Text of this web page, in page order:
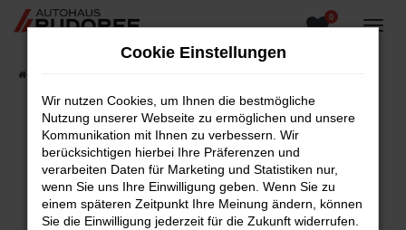
Zum
0
Fehler: Network Error
Beim Laden ist ein Fehler aufgetreten.
Hier sind ein paar Tipps, die dir helfen können:
Cookie Einstellungen
Wir nutzen Cookies, um Ihnen die bestmögliche
Nutzung unserer Webseite zu ermöglichen und unsere
Kommunikation mit Ihnen zu verbessern. Wir
berücksichtigen hierbei Ihre Präferenzen und
verarbeiten Daten für Marketing und Statistiken nur,
wenn Sie uns Ihre Einwilligung geben. Wenn Sie zu
einem späteren Zeitpunkt Ihre Meinung ändern, können
Sie die Einwilligung jederzeit für die Zukunft widerrufen.